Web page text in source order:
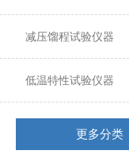
减压馏程试验仪器
低温特性试验仪器
更多分类